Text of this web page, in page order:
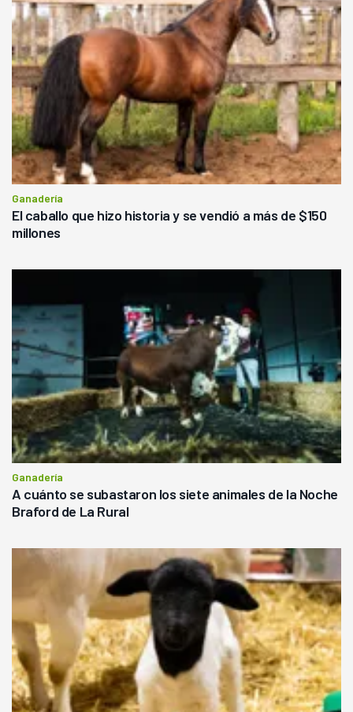
Ganadería
El caballo que hizo historia y se vendió a más de $150
millones
Ganadería
A cuánto se subastaron los siete animales de la Noche
Braford de La Rural